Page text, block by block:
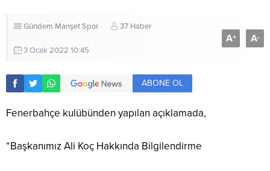
Gündem ManşetSpor 37 Haber
3 Ocak 2022 10:45
A+ A-
ABONE OL
Fenerbahçe kulübünden yapılan açıklamada,
“Başkanımız Ali Koç Hakkında Bilgilendirme